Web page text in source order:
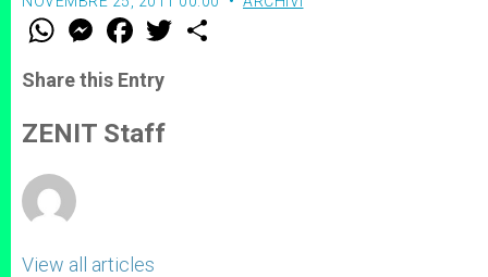
W
t
s
p
p
M
e
s
e
g
e
F
a
e
b
o
k
w
Share this Entry
ZENIT Staff
View all articles